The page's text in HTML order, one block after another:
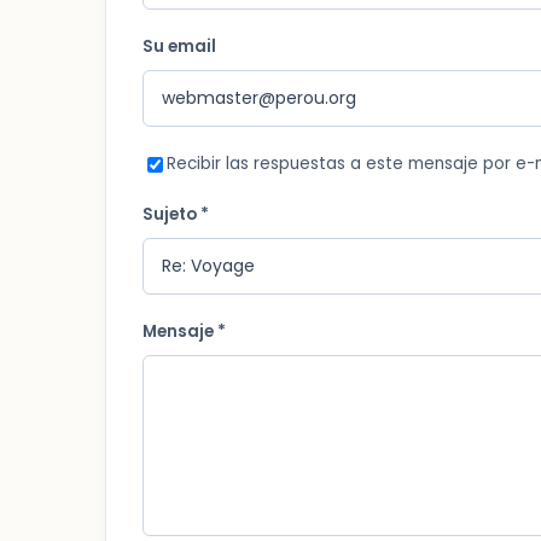
Su email
Recibir las respuestas a este mensaje por e-
Sujeto *
Mensaje *